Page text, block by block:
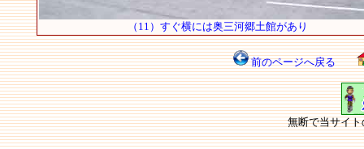
（11）すぐ横には奥三河郷土館があり
前のページへ戻る
無断で当サイ